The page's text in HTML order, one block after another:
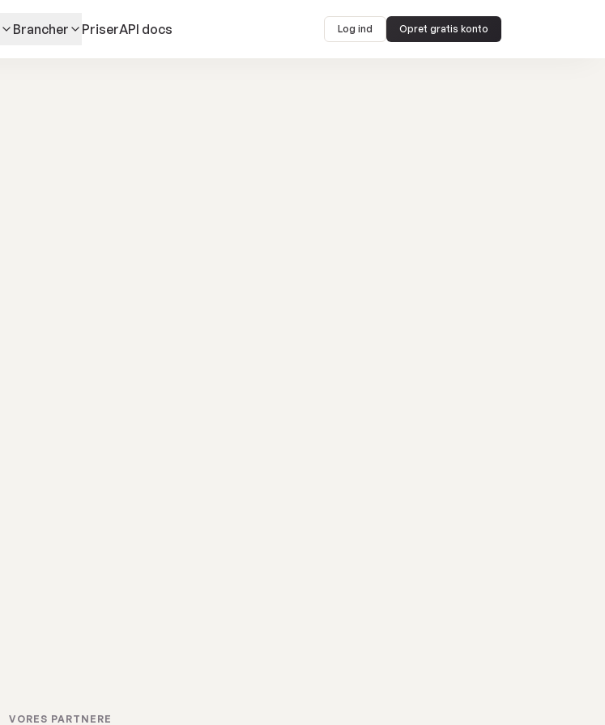
VORES PARTNERE
Brancher PriserAPI docs Log ind Opret gratis konto